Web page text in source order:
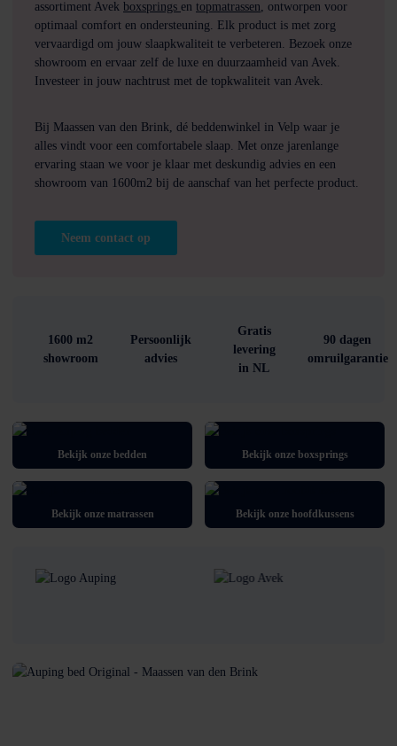
assortiment Avek boxsprings en topmatrassen , ontworpen voor
optimaal comfort en ondersteuning. Elk product is met zorg
vervaardigd om jouw slaapkwaliteit te verbeteren. Bezoek onze
showroom en ervaar zelf de luxe en duurzaamheid van Avek.
Investeer in jouw nachtrust met de topkwaliteit van Avek.
Bij Maassen van den Brink, dé beddenwinkel in Velp waar je
alles vindt voor een comfortabele slaap. Met onze jarenlange
ervaring staan we voor je klaar met deskundig advies en een
showroom van 1600m2 bij de aanschaf van het perfecte product.
Neem contact op
1600 m2
showroom
Persoonlijk
advies
Gratis
levering
in NL
90 dagen
omruilgarantie
Bekijk onze bedden Bekijk onze boxsprings
Bekijk onze matrassen Bekijk onze hoofdkussens